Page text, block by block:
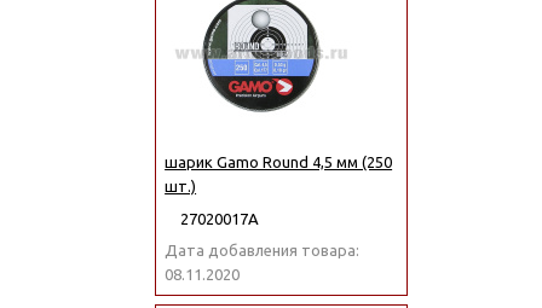
шарик Gamo Round 4,5 мм (250
шт.)
27020017А
Дата добавления товара:
08.11.2020